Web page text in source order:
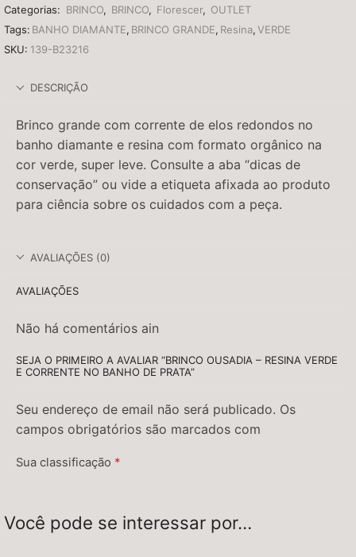
Categorias: BRINCO, BRINCO, Florescer, OUTLET
Tags: BANHO DIAMANTE, BRINCO GRANDE, Resina,VERDE
SKU: 139-B23216
DESCRIÇÃO
Brinco grande com corrente de elos redondos no
banho diamante e resina com formato orgânico na
cor verde, super leve. Consulte a aba “dicas de
conservação” ou vide a etiqueta afixada ao produto
para ciência sobre os cuidados com a peça.
AVALIAÇÕES (0)
AVALIAÇÕES
Não há comentários ain
SEJA O PRIMEIRO A AVALIAR “BRINCO OUSADIA – RESINA VERDE
E CORRENTE NO BANHO DE PRATA”
Seu endereço de email não será publicado. Os
campos obrigatórios são marcados com
Sua classificação *
Você pode se interessar por…